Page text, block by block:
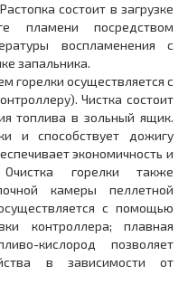
состоит в загрузке
пламени посредством
воспламенения с
запальника.
горелки осуществляется с
Чистка состоит
топлива в зольный ящик.
и способствует дожигу
экономичность и
Очистка горелки также
камеры пеллетной
с помощью
контроллера; плавная
кислород позволяет
в зависимости от